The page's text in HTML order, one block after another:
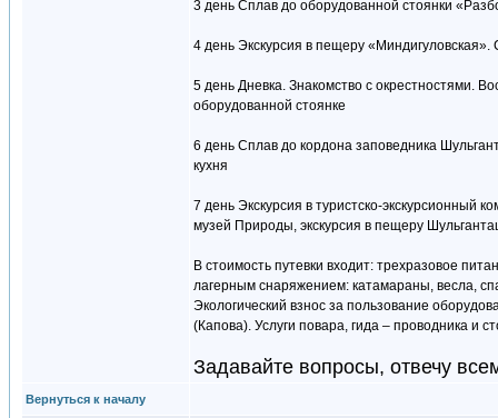
3 день Сплав до оборудованной стоянки
4 день Экскурсия в пещеру
5 день Дневка. Знакомство с окрестностями.
оборудованной стоянке
6 день Сплав до кордона заповедника
кухня
7 день Экскурсия в туристско-экскурсионный
музей Природы, экскурсия в пещеру
В стоимость путевки входит: трехразовое
лагерным снаряжением: катамараны, весла,
Экологический взнос за пользование
(Капова). Услуги повара, гида – проводника и
Задавайте вопросы, отвечу
Вернуться к началу